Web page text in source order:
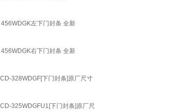
左下门封条 全新
右下门封条 全新
328WDGF[下门封条]原厂尺寸
325WDGFU1[下门封条]原厂尺